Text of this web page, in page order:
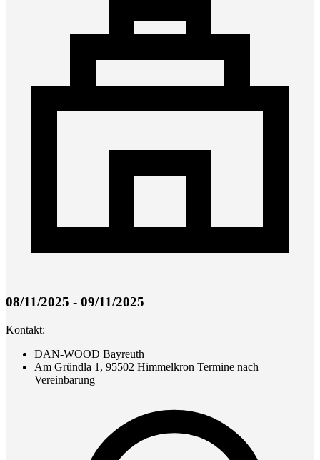
08/11/2025 - 09/11/2025
Kontakt:
DAN-WOOD Bayreuth
Am Gründla 1, 95502 Himmelkron Termine nach
Vereinbarung